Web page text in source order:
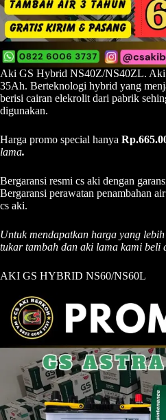
Aki GS Hybrid NS40Z/NS40ZL. Aki
35Ah. Berteknologi hybrid yang
berisi cairan elekrolit dari pabrik
digunakan.
Harga promo special hanya
lama.
Bergaransi resmi cs aki dengan
Bergaransi perawatan penambahan
cs aki.
Untuk mendapatkan harga yang
tukar tambah dan aki lama kami beli
AKI GS HYBRID NS60/NS60L